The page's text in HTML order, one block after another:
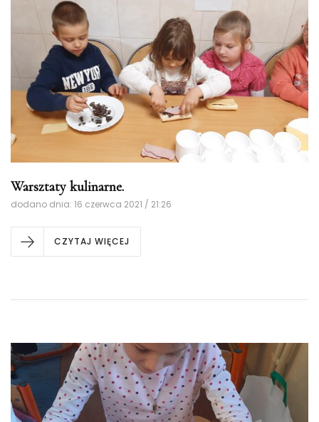
Warsztaty kulinarne.
dodano dnia: 16 czerwca 2021 / 21:26
CZYTAJ WIĘCEJ